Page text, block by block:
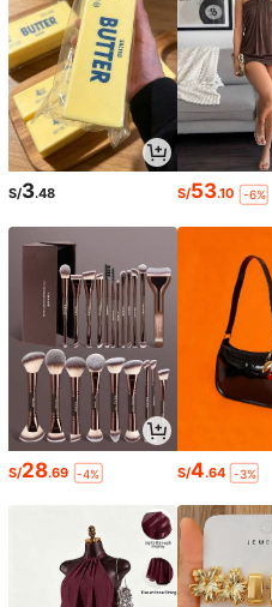
S/3.48 S/53.10 -6%
S/28.69 -4% S/4.64 -3%